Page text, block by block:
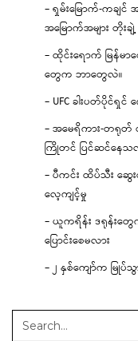
– ရှမ်းမြောက်-ကခ
အမြောက်အများ တိုးချဲ့
– ထိုင်းရောက် မြန်
တွေက ဘာတွေလဲ။
– UFC ခါးပတ်ပိုင်ရှ
– အမေရိကား-တရုတ်
ကြိုတင် ပြင်ဆင်နေ
– ပီကင်း ထိပ်သီး ဆွေ
လေ့ကျင့်မှု
– ယူကရိန်း ဒရုန်း
ပြောင်းစေမလား
– ၂ နှစ်ကျော်က မြုပ်